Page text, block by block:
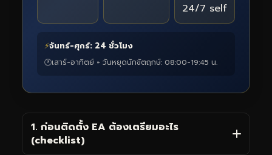
24/7 self
⚡จันทร์-ศุกร์: 24 ชั่วโมง
🕐เสาร์-อาทิตย์ + วันหยุดนักขัตฤกษ์: 08:00-19:45 น.
1. ก่อนติดตั้ง EA ต้องเตรียมอะไร
(checklist)